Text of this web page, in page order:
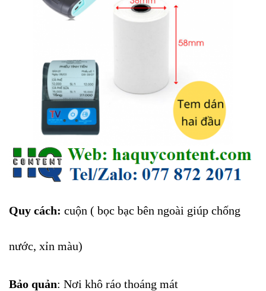
Quy cách: cuộn ( bọc bạc bên ngoài giúp chống
nước, xỉn màu)
Bảo quản: Nơi khô ráo thoáng mát